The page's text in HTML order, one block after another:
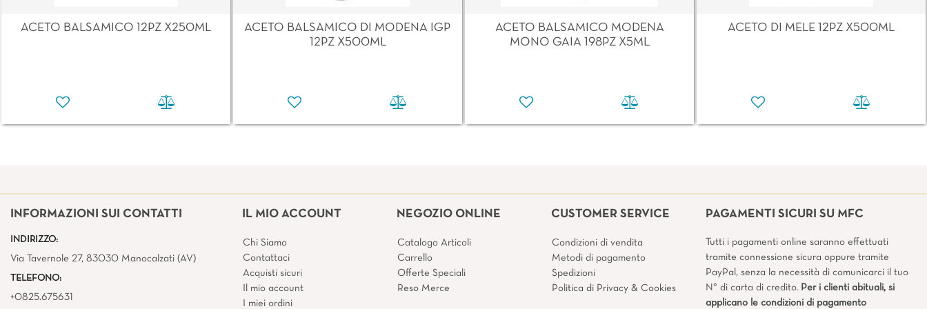
ACETO BALSAMICO 12PZ X250ML
ACETO BALSAMICO DI MODENA IGP
12PZ X500ML
ACETO BALSAMICO MODENA
MONO GAIA 198PZ X5ML
ACETO DI MELE 12PZ X500ML
INFORMAZIONI SUI CONTATTI
INDIRIZZO:
Via Tavernole 27, 83030 Manocalzati (AV)
TELEFONO:
+0825.675631
IL MIO ACCOUNT
Chi Siamo
Contattaci
Acquisti sicuri
Il mio account
I miei ordini
NEGOZIO ONLINE
Catalogo Articoli
Carrello
Offerte Speciali
Reso Merce
CUSTOMER SERVICE
Condizioni di vendita
Metodi di pagamento
Spedizioni
Politica di Privacy & Cookies
PAGAMENTI SICURI SU MFC
Tutti i pagamenti online saranno effettuati
tramite connessione sicura oppure tramite
PayPal, senza la necessità di comunicarci il tuo
N° di carta di credito. Per i clienti abituali, si
applicano le condizioni di pagamento